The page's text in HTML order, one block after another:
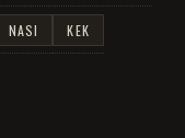
NASI KEK